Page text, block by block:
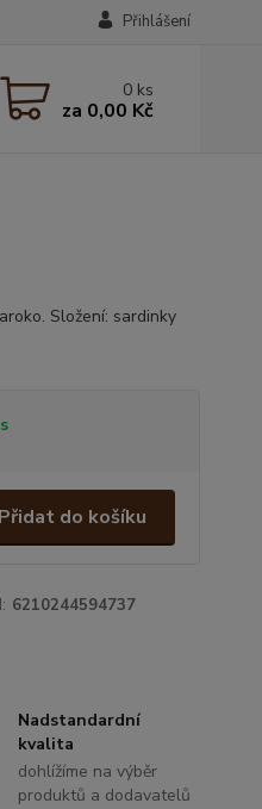
Přihlášení
0 ks
za 0,00 Kč
Složení: sardinky
Přidat do košíku
6210244594737
Nadstandardní
kvalita
dohlížíme na výběr
produktů a dodavatelů